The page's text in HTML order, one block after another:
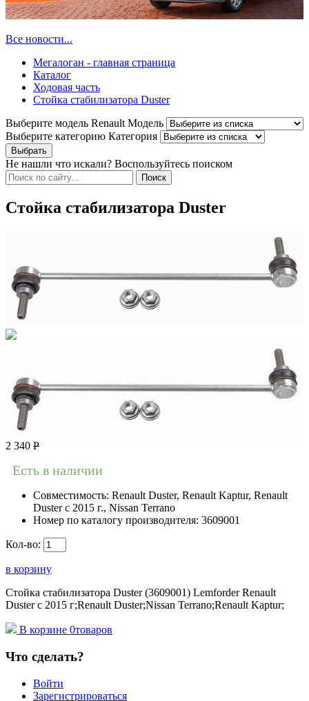
Все новости...
Мегалоган - главная страница
Каталог
Ходовая часть
Стойка стабилизатора Duster
Выберите модель Renault Модель
Выберите категорию Категория
Не нашли что искали? Воспользуйтесь поиском
Стойка стабилизатора Duster
2 340 Р
Есть в наличии
Совместимость: Renault Duster, Renault Kaptur, Renault
Duster с 2015 г., Nissan Terrano
Номер по каталогу производителя: 3609001
Кол-во:
в корзину
Стойка стабилизатора Duster (3609001) Lemforder Renault
Duster с 2015 г;Renault Duster;Nissan Terrano;Renault Kaptur;
В корзине 0товаров
Что сделать?
Войти
Зарегистрироваться